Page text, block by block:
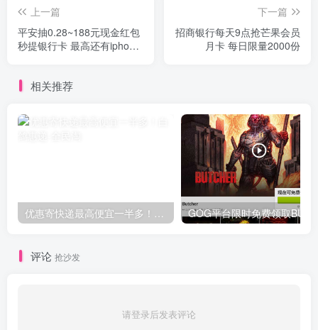
上一篇
平安抽0.28~188元现金红包
秒提银行卡 最高还有iphone
下一篇
招商银行每天9点抢芒果会员
月卡 每日限量2000份
相关推荐
优惠寄快递最高便宜一半多！白鸽惠递
评论 抢沙发
请登录后发表评论